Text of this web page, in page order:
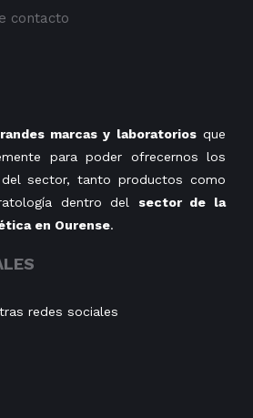
contacto
marcas y laboratoriosque
para poder ofrecernos los
sector, tanto productos como
dentro del sector de la
en Ourense.
redes sociales